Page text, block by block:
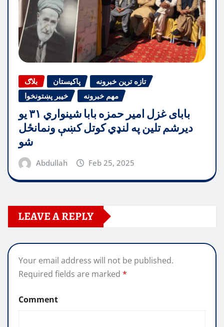
بلاګ پاکیستان
تازه ترین خبرونه
خیبر پښتونخوا
مهم خبرونه
بابای غزل امیر حمزه بابا شینواري ۳۱ یو
دیرشم تلین په لنډي کوتل کښې ونمانځل
شو
Abdullah Feb 25, 2025
LEAVE A REPLY
Your email address will not be published.
Required fields are marked *
Comment